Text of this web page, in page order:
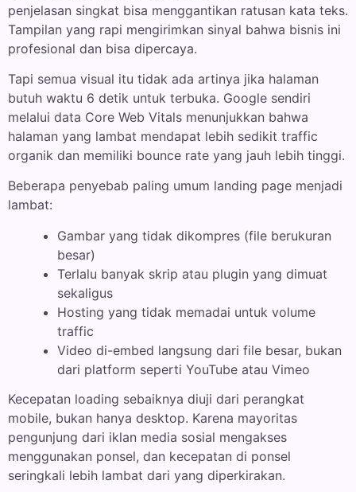
penjelasan singkat bisa menggantikan ratusan kata teks.
Tampilan yang rapi mengirimkan sinyal bahwa bisnis ini
profesional dan bisa dipercaya.
Tapi semua visual itu tidak ada artinya jika halaman
butuh waktu 6 detik untuk terbuka. Google sendiri
melalui data Core Web Vitals menunjukkan bahwa
halaman yang lambat mendapat lebih sedikit traffic
organik dan memiliki bounce rate yang jauh lebih tinggi.
Beberapa penyebab paling umum landing page menjadi
lambat:
Gambar yang tidak dikompres (file berukuran
besar)
Terlalu banyak skrip atau plugin yang dimuat
sekaligus
Hosting yang tidak memadai untuk volume
traffic
Video di-embed langsung dari file besar, bukan
dari platform seperti YouTube atau Vimeo
Kecepatan loading sebaiknya diuji dari perangkat
mobile, bukan hanya desktop. Karena mayoritas
pengunjung dari iklan media sosial mengakses
menggunakan ponsel, dan kecepatan di ponsel
seringkali lebih lambat dari yang diperkirakan.